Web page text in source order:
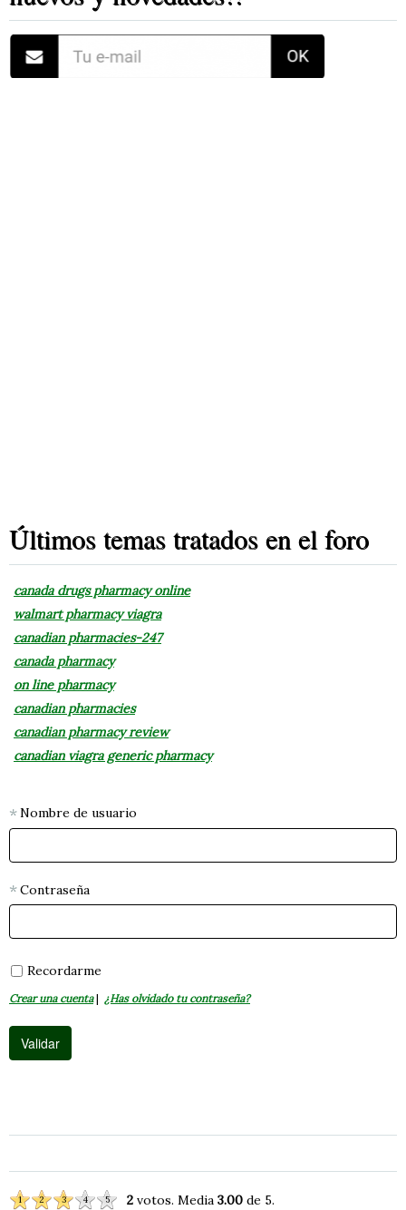
Últimos temas tratados en el foro
canada drugs pharmacy online
walmart pharmacy viagra
canadian pharmacies-247
canada pharmacy
on line pharmacy
canadian pharmacies
canadian pharmacy review
canadian viagra generic pharmacy
Nombre de usuario
Contraseña
Recordarme
Crear una cuenta| ¿Has olvidado tu contraseña?
1 2 3 4 5 2 votos. Media 3.00 de 5.